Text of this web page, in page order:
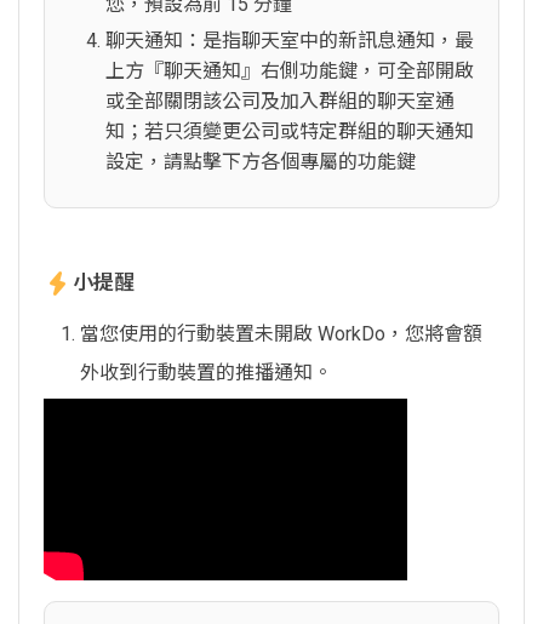
聊天通知：是指聊天室中的新訊息通知，最
上方『聊天通知』右側功能鍵，可全部開啟
或全部關閉該公司及加入群組的聊天室通
知；若只須變更公司或特定群組的聊天通知
設定，請點擊下方各個專屬的功能鍵
小提醒
當您使用的行動裝置未開啟 WorkDo，您將會額
外收到行動裝置的推播通知。